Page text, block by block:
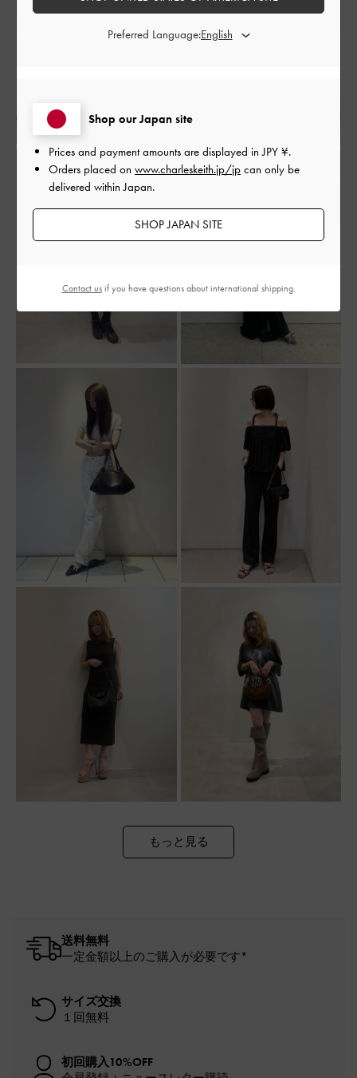
もっと見る
送料無料
一定金額以上のご購入が必要です*
サイズ交換
１回無料
初回購入10%OFF
Shop our Japan site
Prices and payment amounts are displayed inJPY ¥.
Orders placed on www.charleskeith.jp/jp can only be
delivered within Japan.
SHOP JAPAN SITE
Preferred Language:
Contact usif you have questions about international shipping.